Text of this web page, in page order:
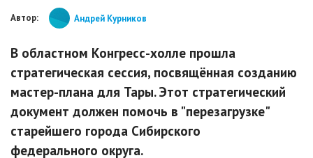
Автор: Андрей Курников
В областном Конгресс-холле прошла
стратегическая сессия, посвящённая созданию
мастер-плана для Тары. Этот стратегический
документ должен помочь в "перезагрузке"
старейшего города Сибирского
федерального округа.